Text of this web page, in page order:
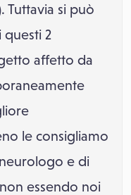
Tuttavia si può
questi 2
affetto da
le consigliamo
e di
essendo noi